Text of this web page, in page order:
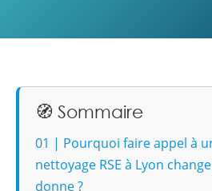
🧭 Sommaire
01 | Pourquoi faire appel à
nettoyage RSE à Lyon
donne ?